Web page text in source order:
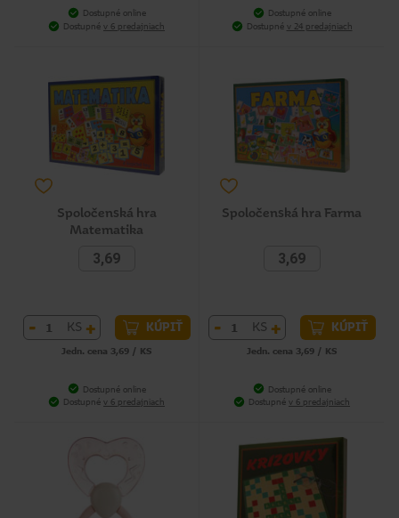
Dostupné online
Dostupné v 6 predajniach
Dostupné online
Dostupné v 24 predajniach
Spoločenská hra
Matematika
3,69
- KS + KÚPIŤ
Jedn. cena 3,69 / KS
Dostupné online
Dostupné v 6 predajniach
Spoločenská hra Farma
3,69
- KS + KÚPIŤ
Jedn. cena 3,69 / KS
Dostupné online
Dostupné v 6 predajniach